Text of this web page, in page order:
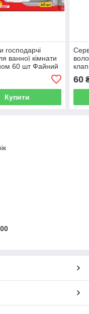
господарчі
ванної кімнати
60 шт Файний
Купити
60